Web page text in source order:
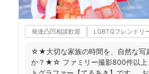
発達凸凹相談歓迎 LGBTQフレンドリ
☆★大切な家族の時間を、自然な写
か？★☆ ファミリー撮影800件以上